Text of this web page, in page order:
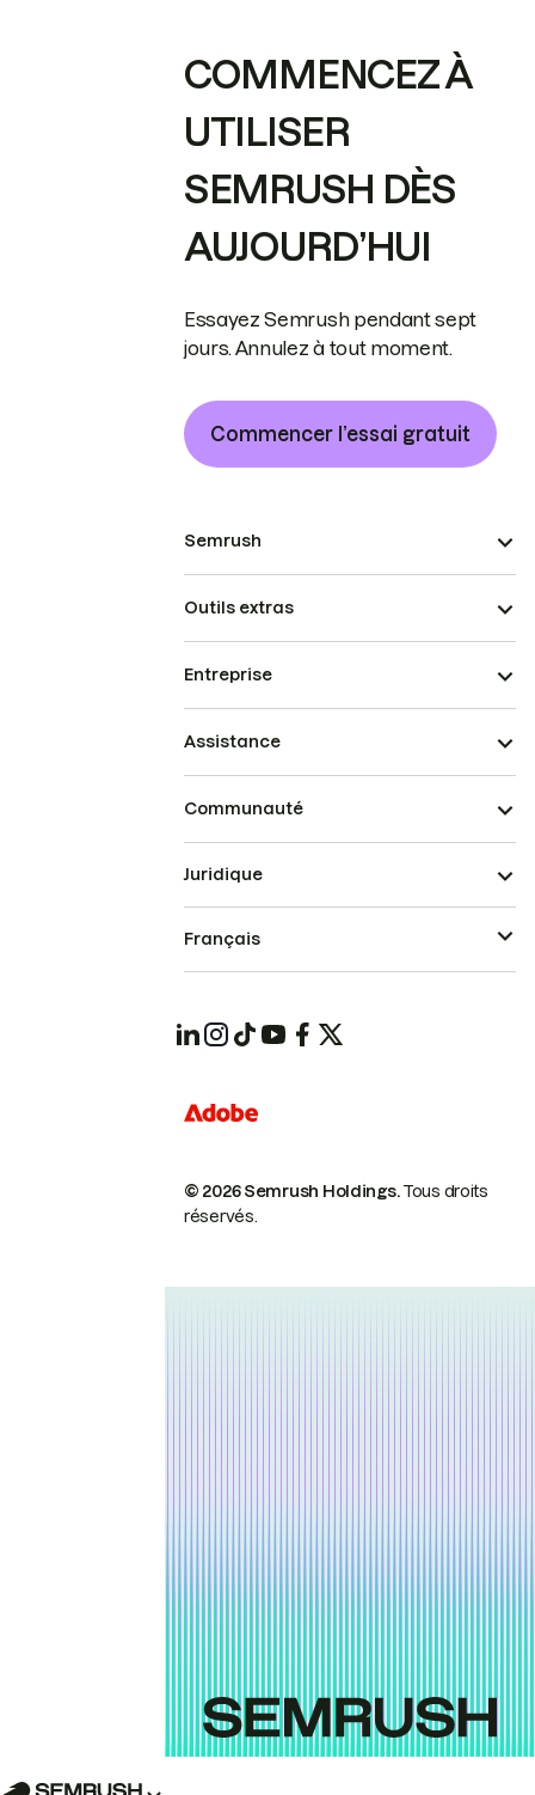
COMMENCEZ À
UTILISER
SEMRUSH DÈS
AUJOURD’HUI
Essayez Semrush pendant sept
jours. Annulez à tout moment.
Commencer l’essai gratuit
Semrush
Outils extras
Entreprise
Assistance
Communauté
© 2026 Semrush Holdings.Tous droits
réservés.
Juridique
Français